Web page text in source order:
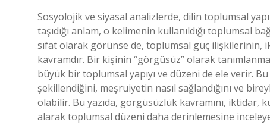
Sosyolojik ve siyasal analizlerde, dilin toplumsal
taşıdığı anlam, o kelimenin kullanıldığı toplumsal
sıfat olarak görünse de, toplumsal güç ilişkilerinin,
kavramdır. Bir kişinin “görgüsüz” olarak
büyük bir toplumsal yapıyı ve düzeni de ele verir.
şekillendiğini, meşruiyetin nasıl sağlandığını ve
olabilir. Bu yazıda, görgüsüzlük kavramını, iktidar,
alarak toplumsal düzeni daha derinlemesine